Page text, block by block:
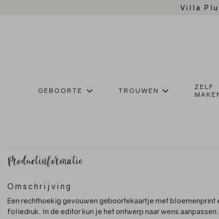
Villa
GEBOORTE TROUWEN
ZELF
Productinformatie
Omschrijving
Een rechthoekig gevouwen geboortekaartje met bloemenprint
foliedruk. In de editor kun je het ontwerp naar wens